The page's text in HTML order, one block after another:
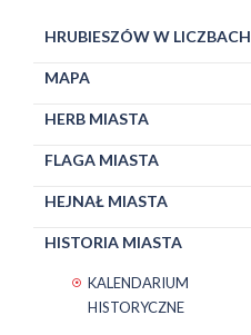
HRUBIESZÓW W LICZBACH
MAPA
HERB MIASTA
FLAGA MIASTA
HEJNAŁ MIASTA
HISTORIA MIASTA
KALENDARIUM
HISTORYCZNE